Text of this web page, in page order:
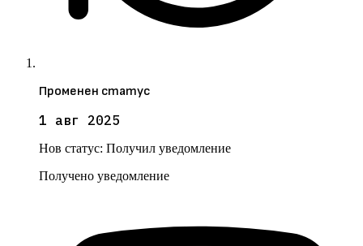
Променен статус
1 авг 2025
Нов статус: Получил уведомление
Получено уведомление